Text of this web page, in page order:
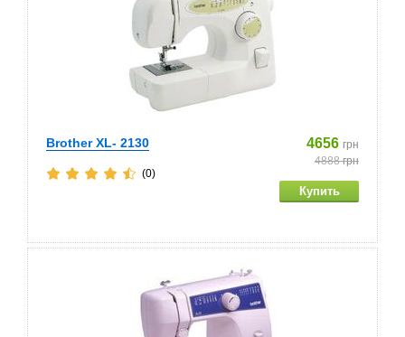
Brother XL- 2130 4656 грн
4888грн
(0)